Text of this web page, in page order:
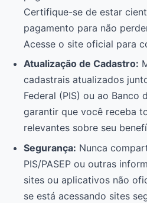
Certifique-se de estar
pagamento para não
Acesse o site oficial para
Atualização de Cadastro:
cadastrais atualizados
Federal (PIS) ou ao Banco
garantir que você receba
relevantes sobre seu
Segurança: Nunca
PIS/PASEP ou outras
sites ou aplicativos não
se está acessando sites